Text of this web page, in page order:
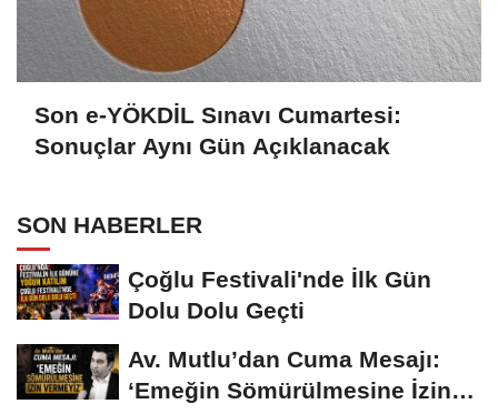
Son e-YÖKDİL Sınavı Cumartesi:
Sonuçlar Aynı Gün Açıklanacak
SON HABERLER
Çoğlu Festivali'nde İlk Gün
Dolu Dolu Geçti
Av. Mutlu’dan Cuma Mesajı:
‘Emeğin Sömürülmesine İzin